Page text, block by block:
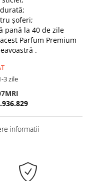
șoferi;
pană la 40 de zile
Parfum Premium
.
3 zile
informatii